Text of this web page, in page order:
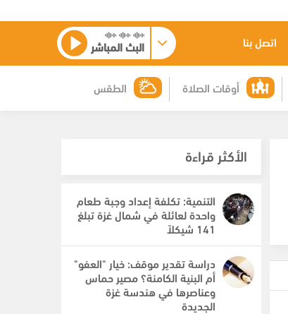
اتصل بنا البث المباشر
الطقس أوقات الصلاة
الأكثر قراءة
التنمية: تكلفة إعداد وجبة طعام
واحدة لعائلة في شمال غزة تبلغ
141 شيكلاً
دراسة تقدير موقف: خيار "العفو"
أم البنية الكامنة؟ مصير حماس
وعناصرها في هندسة غزة
الجديدة